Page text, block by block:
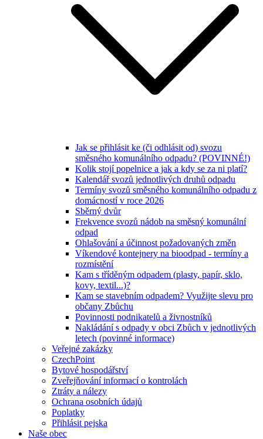
Jak se přihlásit ke (či odhlásit od) svozu
směsného komunálního odpadu? (POVINNÉ!)
Kolik stojí popelnice a jak a kdy se za ni platí?
Kalendář svozů jednotlivých druhů odpadu
Termíny svozů směsného komunálního odpadu z
domácností v roce 2026
Sběrný dvůr
Frekvence svozů nádob na směsný komunální
odpad
Ohlašování a účinnost požadovaných změn
Víkendové kontejnery na bioodpad - termíny a
rozmístění
Kam s tříděným odpadem (plasty, papír, sklo,
kovy, textil...)?
Kam se stavebním odpadem? Využijte slevu pro
občany Zbůchu
Povinnosti podnikatelů a živnostníků
Nakládání s odpady v obci Zbůch v jednotlivých
letech (povinné informace)
Veřejné zakázky
CzechPoint
Bytové hospodářství
Zveřejňování informací o kontrolách
Ztráty a nálezy
Ochrana osobních údajů
Poplatky
Přihlásit pejska
Naše obec